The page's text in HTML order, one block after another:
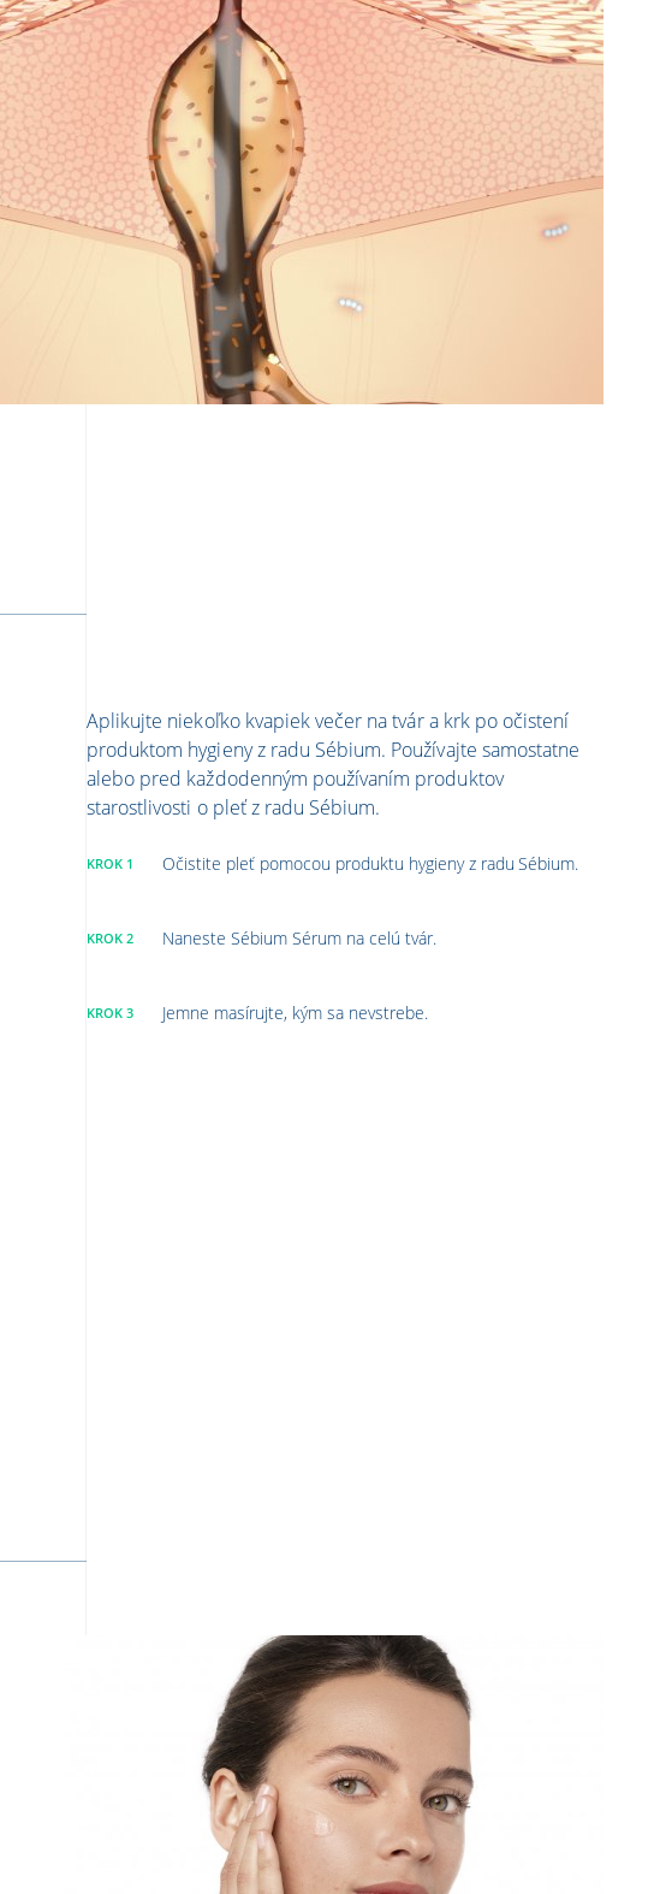
Aplikujte niekoľko kvapiek večer na tvár a krk po očistení
produktom hygieny z radu Sébium. Používajte samostatne
alebo pred každodenným používaním produktov
starostlivosti o pleť z radu Sébium.
KROK 1 Očistite pleť pomocou produktu hygieny z radu Sébium.
KROK 2 Naneste Sébium Sérum na celú tvár.
KROK 3 Jemne masírujte, kým sa nevstrebe.